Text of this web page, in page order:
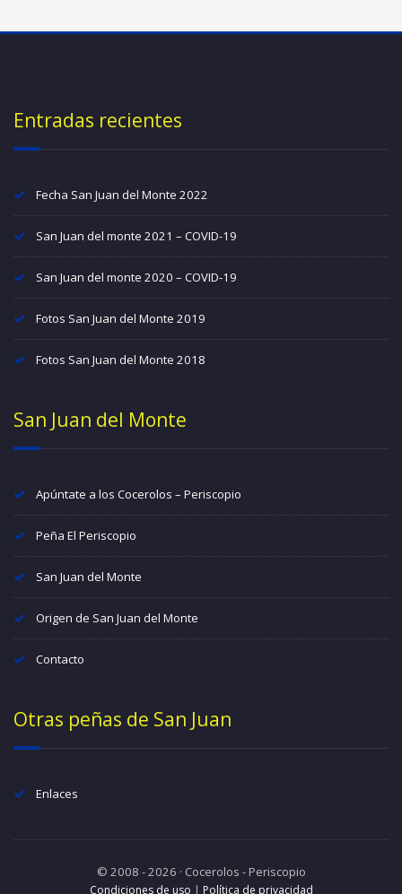
Entradas recientes
Fecha San Juan del Monte 2022
San Juan del monte 2021 – COVID-19
San Juan del monte 2020 – COVID-19
Fotos San Juan del Monte 2019
Fotos San Juan del Monte 2018
San Juan del Monte
Apúntate a los Cocerolos – Periscopio
Peña El Periscopio
San Juan del Monte
Origen de San Juan del Monte
Contacto
Otras peñas de San Juan
Enlaces
© 2008 - 2026 · Cocerolos - Periscopio
Condiciones de uso | Política de privacidad